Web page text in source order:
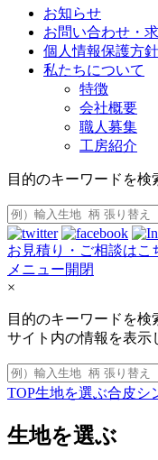
お知らせ
お問い合わせ・
個人情報保護方
私たちについて
特徴
会社概要
職人募集
工房紹介
目的のキーワードを検
お見積り・ご相談はこ
メニュー開閉
×
目的のキーワードを検
サイト内の情報を表示
TOP生地を選ぶ合皮シ
生地を選ぶ